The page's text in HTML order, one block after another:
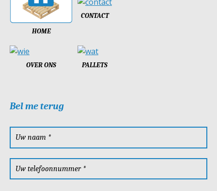
HOME
CONTACT
OVER ONS PALLETS
Bel me terug